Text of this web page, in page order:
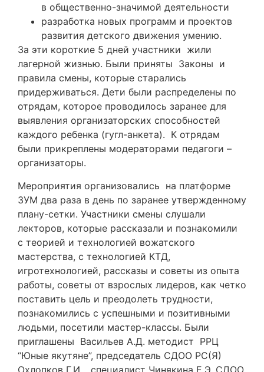
в общественно-значимой деятельности
разработка новых программ и проектов
развития детского движения умению.
За эти короткие 5 дней участники жили
лагерной жизнью. Были приняты Законы и
правила смены, которые старались
придерживаться. Дети были распределены по
отрядам, которое проводилось заранее для
выявления организаторских способностей
каждого ребенка (гугл-анкета). К отрядам
были прикреплены модераторами педагоги –
организаторы.
Мероприятия организовались на платформе
ЗУМ два раза в день по заранее утвержденному
плану-сетки. Участники смены слушали
лекторов, которые рассказали и познакомили
с теорией и технологией вожатского
мастерства, с технологией КТД,
игротехнологией, рассказы и советы из опыта
работы, советы от взрослых лидеров, как четко
поставить цель и преодолеть трудности,
познакомились с успешными и позитивными
людьми, посетили мастер-классы. Были
приглашены Васильев А.Д. методист РРЦ
“Юные якутяне”, председатель СДОО РС(Я)
Охлопков Г.И., специалист Чинякина Е.Э. СДОО